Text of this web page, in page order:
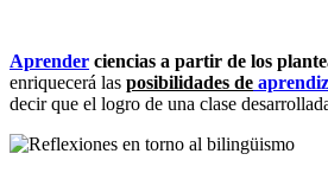
Aprender ciencias a partir de los
enriquecerá las posibilidades de
decir que el logro de una clase